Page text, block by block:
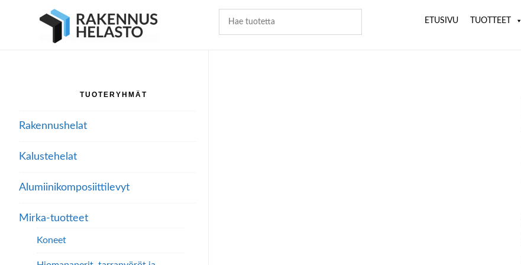
pääsisältöön
ensisijaiseen
alatunnisteeseen
ETUSIVU TUOTTEET
Ensisijainen
sivupalkki
TUOTERYHMÄT
Rakennushelat
Kalustehelat
Alumiini­komposiitti­levyt
Mirka-tuotteet
Koneet